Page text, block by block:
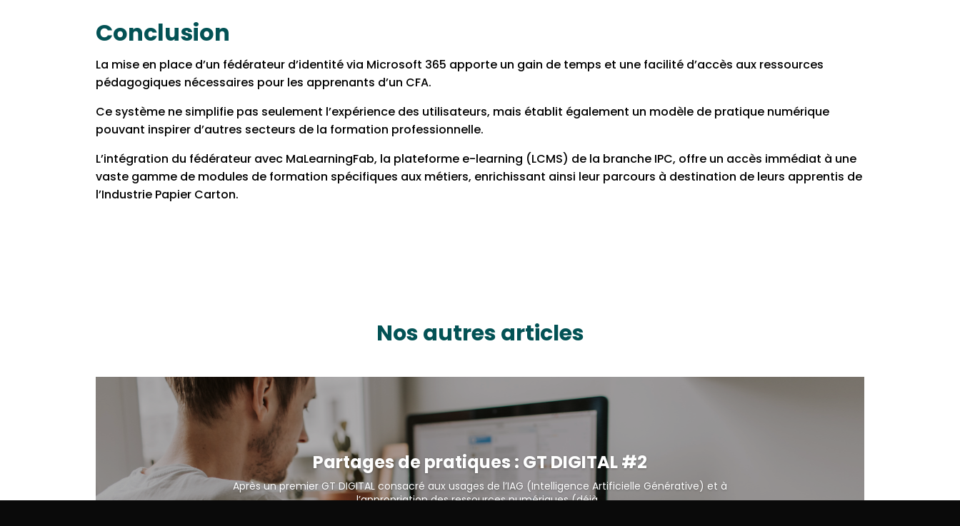
Conclusion
La mise en place d’un fédérateur d’identité via Microsoft 365 apporte un gain de temps et une facilité d’accès aux ressources
pédagogiques nécessaires pour les apprenants d’un CFA.
Ce système ne simplifie pas seulement l’expérience des utilisateurs, mais établit également un modèle de pratique numérique
pouvant inspirer d’autres secteurs de la formation professionnelle.
L’intégration du fédérateur avec MaLearningFab, la plateforme e-learning (LCMS) de la branche IPC, offre un accès immédiat à une
vaste gamme de modules de formation spécifiques aux métiers, enrichissant ainsi leur parcours à destination de leurs apprentis de
l’Industrie Papier Carton.
Nos autres articles
Partages de pratiques : GT DIGITAL #2
Après un premier GT DIGITAL consacré aux usages de l’IAG (Intelligence Artificielle Générative) et à
l’appropriation des ressources numériques (déjà...